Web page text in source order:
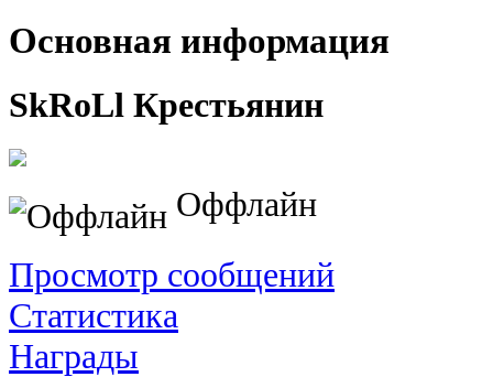
Основная информация
SkRoLl Крестьянин
Оффлайн
Просмотр сообщений
Статистика
Награды